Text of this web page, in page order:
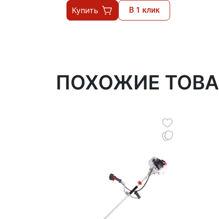
Купить В 1 клик
ПОХОЖИЕ